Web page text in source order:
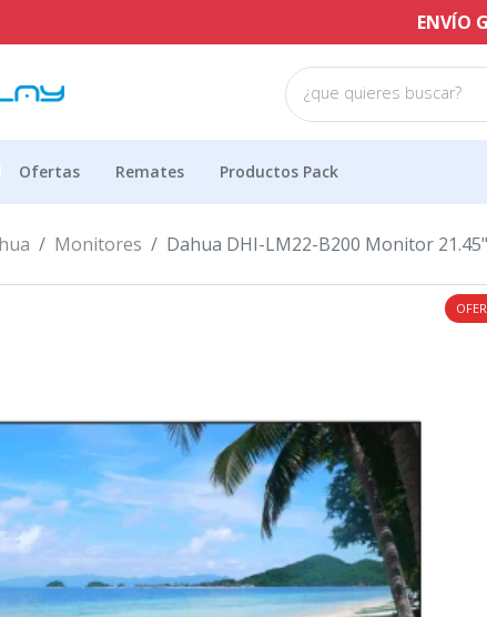
ENVÍO GRATIS
¿que quieres buscar?
Ofertas Remates Productos Pack
Monitores Dahua DHI-LM22-B200 Monitor